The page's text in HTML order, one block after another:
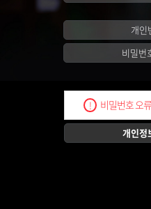
개인
비밀번
! 비밀번호 오
개인정